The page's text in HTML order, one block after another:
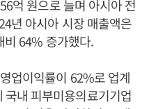
억 원으로 늘며 아시아 전
년 아시아 시장 매출액은
비 64% 증가했다.
업이익률이 62%로 업계
내 피부미용의료기기업